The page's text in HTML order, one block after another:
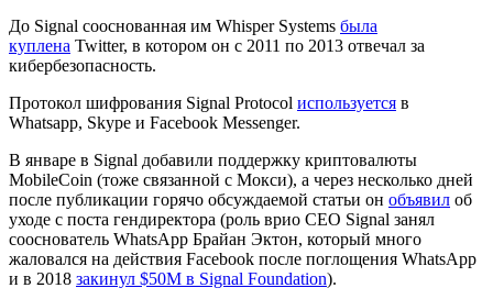
До Signal сооснованная им Whisper Systems была
куплена Twitter, в котором он с 2011 по 2013 отвечал за
кибербезопасность.
Протокол шифрования Signal Protocol используется в
Whatsapp, Skype и Facebook Messenger.
В январе в Signal добавили поддержку криптовалюты
MobileCoin (тоже связанной с Мокси), а через несколько дней
после публикации горячо обсуждаемой статьи он объявил об
уходе с поста гендиректора (роль врио CEO Signal занял
сооснователь WhatsApp Брайан Эктон, который много
жаловался на действия Facebook после поглощения WhatsApp
и в 2018 закинул $50M в Signal Foundation).